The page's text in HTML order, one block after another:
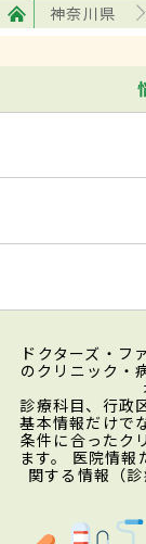
神奈川県
ドクターズ・フ
のクリニック・
診療科目、行政
基本情報だけで
条件に合ったク
ます。 医院情報
関する情報（